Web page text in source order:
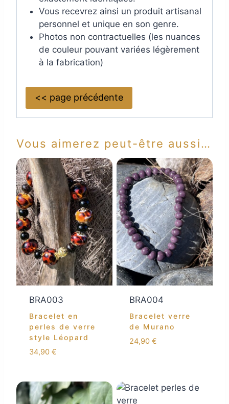
Vous recevrez ainsi un produit artisanal
personnel et unique en son genre.
Photos non contractuelles (les nuances
de couleur pouvant variées légèrement
à la fabrication)
<< page précédente
Vous aimerez peut-être aussi…
BRA003
Bracelet en
perles de verre
style Léopard
34,90 €
BRA004
Bracelet verre
de Murano
24,90 €